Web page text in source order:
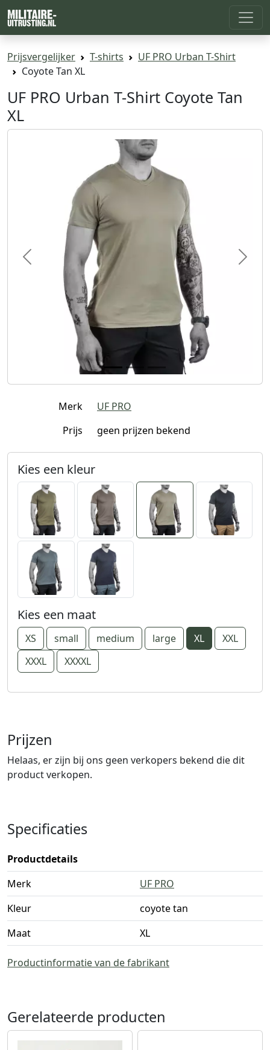
Prijsvergelijker T-shirts
UF PRO Urban T-Shirt
Coyote Tan XL
UF PRO Urban T-Shirt Coyote Tan
XL
Previous Next
Merk
UF PRO
Prijs
geen prijzen bekend
Kies een kleur
Kies een maat
XS small medium large XL
XXL
XXXL
XXXXL
Prijzen
Helaas, er zijn bij ons geen verkopers bekend die dit
product verkopen.
Specificaties
Productdetails
Merk
UF PRO
Kleur
coyote tan
Maat
XL
Productinformatie van de fabrikant
Gerelateerde producten